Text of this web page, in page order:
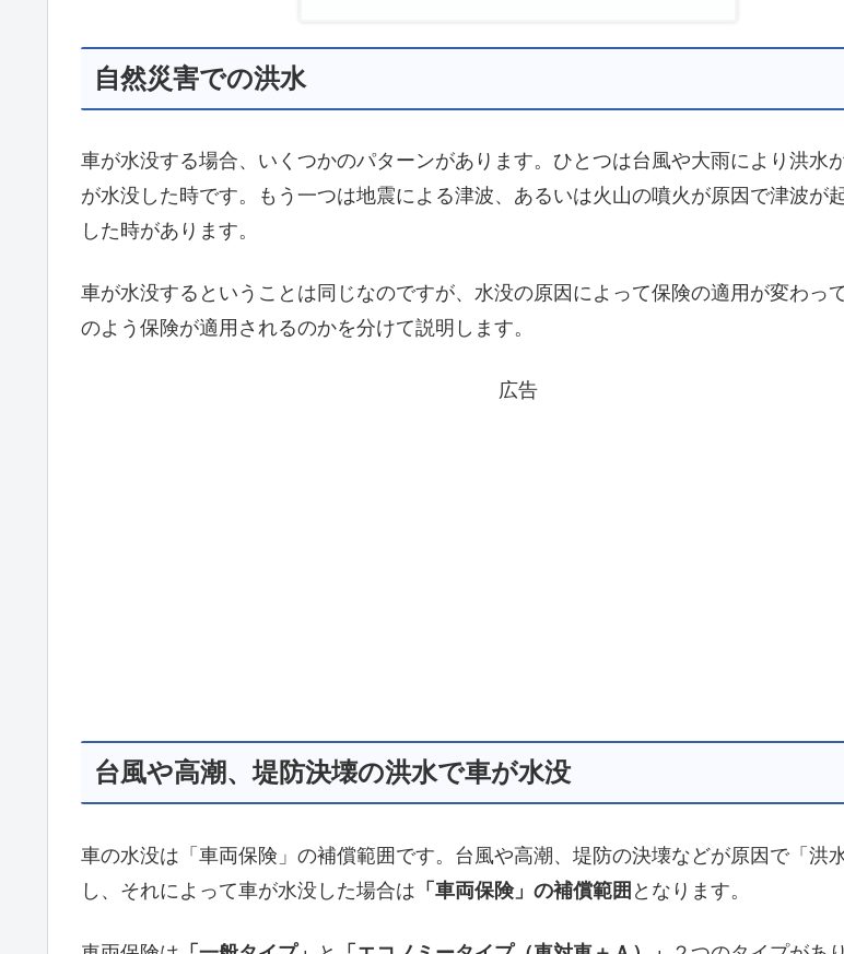
自然災害での洪水
車が水没する場合、いくつかのパターンがあります。ひとつは台風や大雨により洪水
が水没した時です。もう一つは地震による津波、あるいは火山の噴火が原因で津波が
した時があります。
車が水没するということは同じなのですが、水没の原因によって保険の適用が変わっ
のよう保険が適用されるのかを分けて説明します。
広告
台風や高潮、堤防決壊の洪水で車が水没
車の水没は「車両保険」の補償範囲です。台風や高潮、堤防の決壊などが原因で「洪
し、それによって車が水没した場合は 「車両保険」の補償範囲 となります。